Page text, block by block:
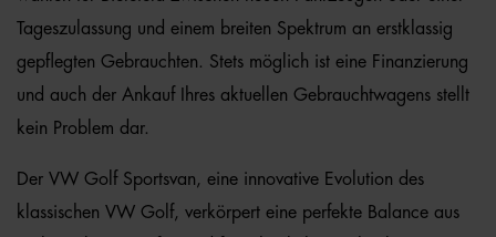
Tageszulassung und einem breiten Spektrum an erstklassig
gepflegten Gebrauchten. Stets möglich ist eine Finanzierung
und auch der Ankauf Ihres aktuellen Gebrauchtwagens stellt
kein Problem dar.
Der VW Golf Sportsvan, eine innovative Evolution des
klassischen VW Golf, verkörpert eine perfekte Balance aus